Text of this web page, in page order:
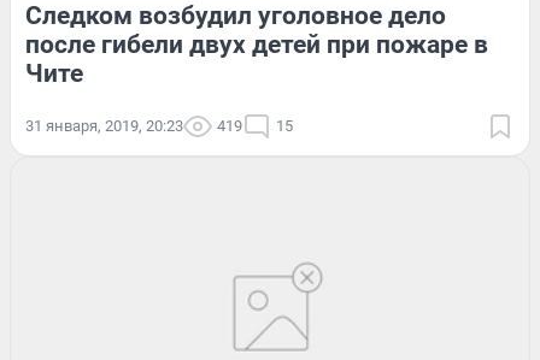
Следком возбудил уголовное дело
после гибели двух детей при пожаре в
Чите
31 января, 2019, 20:23 419 15